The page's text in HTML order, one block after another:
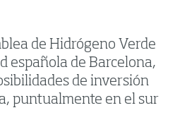
de Hidrógeno Verde
española de Barcelona,
de inversión
puntualmente en el sur